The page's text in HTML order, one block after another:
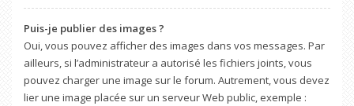
Puis-je publier des images ?
Oui, vous pouvez afficher des images dans vos messages. Par
ailleurs, si l’administrateur a autorisé les fichiers joints, vous
pouvez charger une image sur le forum. Autrement, vous devez
lier une image placée sur un serveur Web public, exemple :